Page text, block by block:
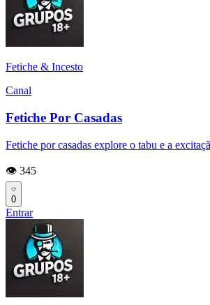
Fetiche & Incesto
Canal
Fetiche Por Casadas
Fetiche por casadas explore o tabu e a
👁️ 345
0
Entrar